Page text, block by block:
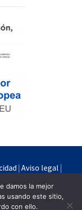
| Aviso legal |
damos la mejor
usando este sitio,
con ello.